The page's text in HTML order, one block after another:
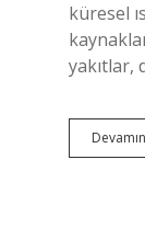
küresel
yakıtlar,